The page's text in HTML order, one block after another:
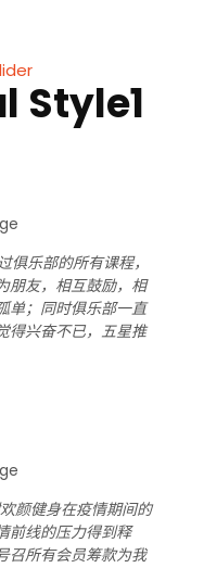
Style1
乐部的所有课程，
朋友，相互鼓励，相
单；同时俱乐部一直
得兴奋不已，五星推
颜健身在疫情期间的
前线的压力得到释
召所有会员筹款为我